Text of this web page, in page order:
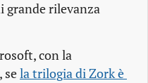
grande rilevanza
con la
sela trilogia di Zork è